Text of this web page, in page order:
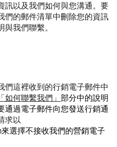
訊以及我們如何與您溝通。要
們的郵件清單中刪除您的資訊
我們聯繫。
們這裡收到的行銷電子郵件中
「如何聯繫我們」 部分中的說明
通過電子郵件向您發送行銷通
求以
來選擇不接收我們的營銷電子